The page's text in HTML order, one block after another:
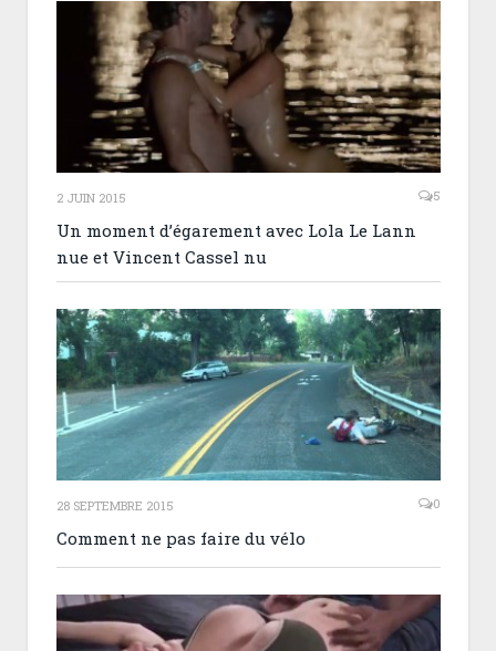
2 JUIN 2015 5
Un moment d’égarement avec Lola Le Lann
nue et Vincent Cassel nu
28 SEPTEMBRE 2015 0
Comment ne pas faire du vélo